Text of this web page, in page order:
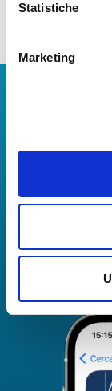
Statistiche
Marketing
The Guide
Real-time
useful